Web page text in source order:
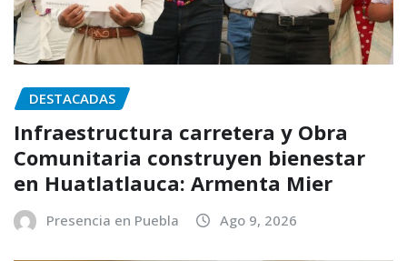
DESTACADAS
Infraestructura carretera y Obra
Comunitaria construyen bienestar
en Huatlatlauca: Armenta Mier
Presencia en Puebla Ago 9, 2026